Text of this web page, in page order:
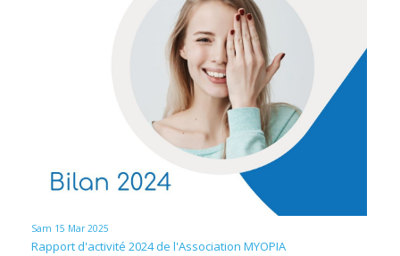
Sam 15 Mar 2025
Rapport d'activité 2024 de l'Association MYOPIA